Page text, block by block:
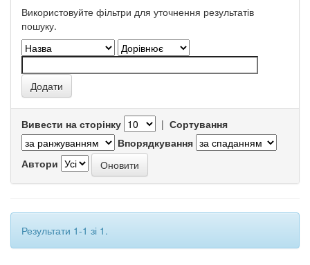
Використовуйте фільтри для уточнення результатів
пошуку.
Вивести на сторінку | Сортування
Впорядкування
Автори
Результати 1-1 зі 1.